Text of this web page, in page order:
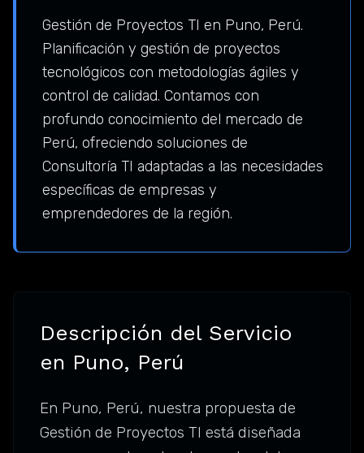
Gestión de Proyectos TI en Puno, Perú.
Planificación y gestión de proyectos
tecnológicos con metodologías ágiles y
control de calidad. Contamos con
profundo conocimiento del mercado de
Perú, ofreciendo soluciones de
Consultoría TI adaptadas a las necesidades
específicas de empresas y
emprendedores de la región.
Descripción del Servicio
en Puno, Perú
En Puno, Perú, nuestra propuesta de
Gestión de Proyectos TI está diseñada